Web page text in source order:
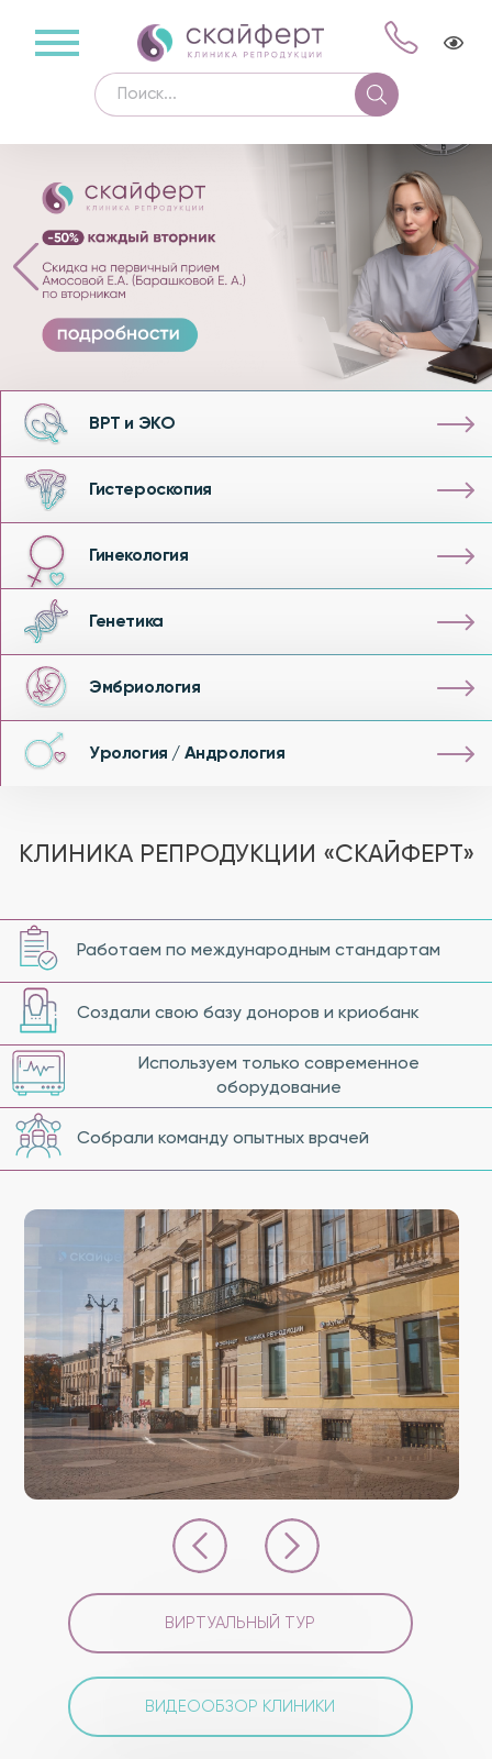
ВРТ и ЭКО
Гистероскопия
Гинекология
Генетика
Эмбриология
Урология / Андрология
КЛИНИКА РЕПРОДУКЦИИ «СКАЙФЕРТ»
Работаем по международным стандартам
Создали свою базу доноров и криобанк
Используем только современное
оборудование
Собрали команду опытных врачей
ВИРТУАЛЬНЫЙ ТУР
ВИДЕООБЗОР КЛИНИКИ